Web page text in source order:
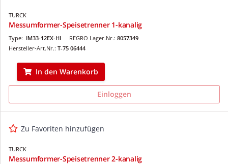
TURCK
Messumformer-Speisetrenner 1-kanalig
REGRO Lager.Nr.: 8057349
Type: IM33-12EX-HI
Hersteller-Art.Nr.: T-75 06444
In den Warenkorb
Einloggen
Zu Favoriten hinzufügen
TURCK
Messumformer-Speisetrenner 2-kanalig